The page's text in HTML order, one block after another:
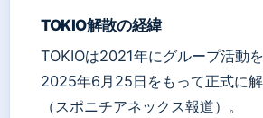
TOKIO解散の経緯
TOKIOは2021年にグループ活動を
2025年6月25日をもって正式に
（スポニチアネックス報道）。